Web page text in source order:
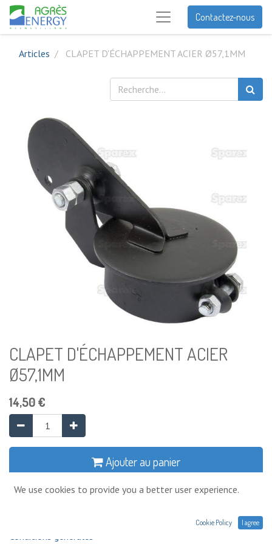
Contactez-nous
Articles CLAPET D'ÉCHAPPEMENT ACIER Ø57,1MM
CLAPET D'ÉCHAPPEMENT ACIER
Ø57,1MM
14,50€
Ajouter au panier
Ajouter à la liste de souhaits
Conditions générales
We use cookies to provide you a better user experience.
Cookie Policy I agree